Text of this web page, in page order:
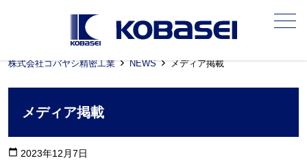
メニュー
株式会社コバヤシ精密工業 NEWS メディア掲載
メディア掲載
calendar_today 2023年12月7日